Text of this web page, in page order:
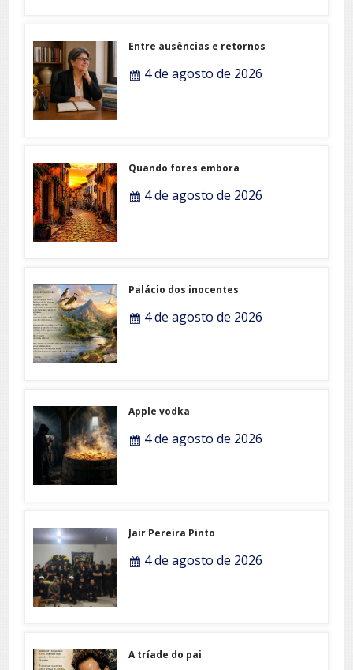
Entre ausências e retornos
4 de agosto de 2026
Quando fores embora
4 de agosto de 2026
Palácio dos inocentes
4 de agosto de 2026
Apple vodka
4 de agosto de 2026
Jair Pereira Pinto
4 de agosto de 2026
A tríade do pai